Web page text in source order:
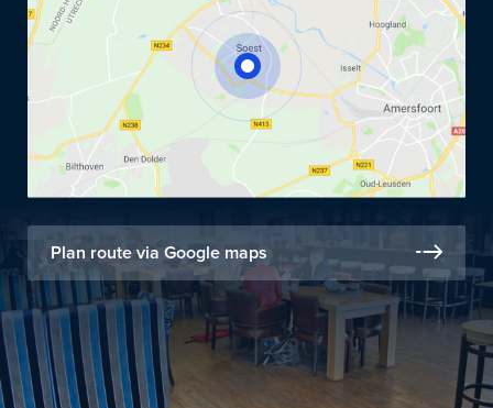
Plan route via Google maps